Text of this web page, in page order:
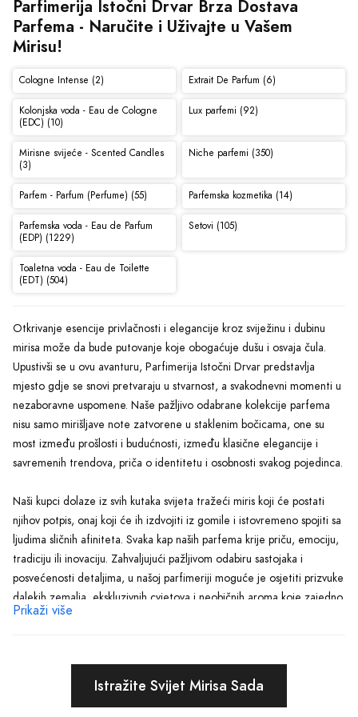
Parfimerija Istočni Drvar Brza Dostava
Parfema - Naručite i Uživajte u Vašem
Mirisu!
Cologne Intense (2) Extrait De Parfum (6)
Kolonjska voda - Eau de Cologne
(EDC) (10)
Lux parfemi (92)
Mirisne svijeće - Scented Candles
(3)
Niche parfemi (350)
Parfem - Parfum (Perfume) (55) Parfemska kozmetika (14)
Parfemska voda - Eau de Parfum
(EDP) (1229)
Setovi (105)
Toaletna voda - Eau de Toilette
(EDT) (504)
Otkrivanje esencije privlačnosti i elegancije kroz sviježinu i dubinu
mirisa može da bude putovanje koje obogaćuje dušu i osvaja čula.
Upustivši se u ovu avanturu, Parfimerija Istočni Drvar predstavlja
mjesto gdje se snovi pretvaraju u stvarnost, a svakodnevni momenti u
nezaboravne uspomene. Naše pažljivo odabrane kolekcije parfema
nisu samo mirišljave note zatvorene u staklenim bočicama, one su
most između prošlosti i budućnosti, između klasične elegancije i
savremenih trendova, priča o identitetu i osobnosti svakog pojedinca.
Naši kupci dolaze iz svih kutaka svijeta tražeći miris koji će postati
njihov potpis, onaj koji će ih izdvojiti iz gomile i istovremeno spojiti sa
ljudima sličnih afiniteta. Svaka kap naših parfema krije priču, emociju,
tradiciju ili inovaciju. Zahvaljujući pažljivom odabiru sastojaka i
posvećenosti detaljima, u našoj parfimeriji moguće je osjetiti prizvuke
dalekih zemalja, ekskluzivnih cvjetova i neobičnih aroma koje zajedno
stvaraju savršenstvo koje čeka da bude otkriveno.
pomažući vam da pronađete onaj koji najbolje odgovara vašem duhu
i životnom stilu. Bilo da tražite nešto sveže za dan ili senzualne note
Prikaži više
Istražite Svijet Mirisa Sada